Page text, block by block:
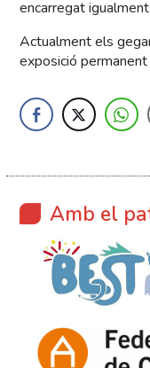
encarregat
Actualment els
exposició
Amb el